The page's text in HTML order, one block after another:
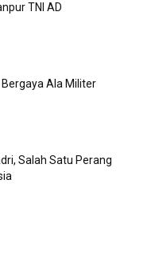
TNI AD
Ala Militer
Salah Satu Perang